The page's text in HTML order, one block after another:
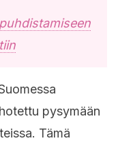
pysymään
Tämä